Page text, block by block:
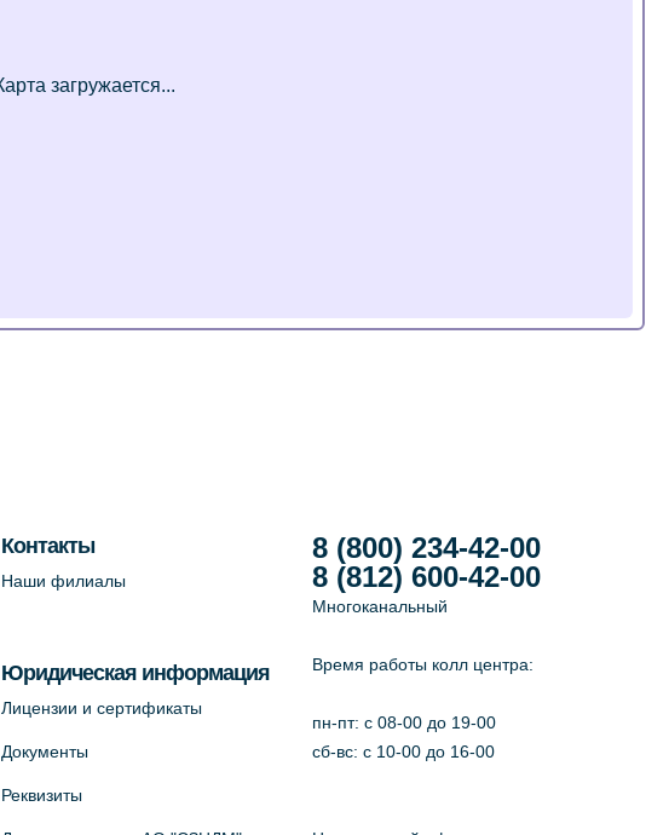
Контакты
Наши филиалы
Юридическая информация
Лицензии и сертификаты
Документы
Реквизиты
8 (800) 234-42-00
8 (812) 600-42-00
Многоканальный
Время работы колл центра:
пн-пт: c 08-00 до 19-00
сб-вс: с 10-00 до 16-00